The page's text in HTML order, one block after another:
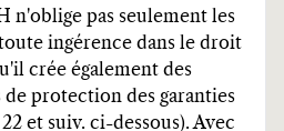
n'oblige pas seulement les
ingérence dans le droit
crée également des
protection des garanties
et suiv. ci-dessous). Avec